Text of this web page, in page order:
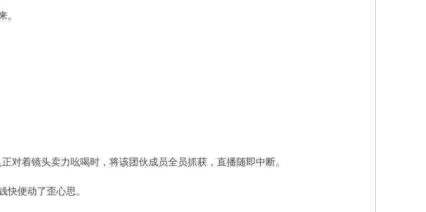
。
对着镜头卖力吆喝时，将该团伙成员全员抓获，直播随即中断。
便动了歪心思。